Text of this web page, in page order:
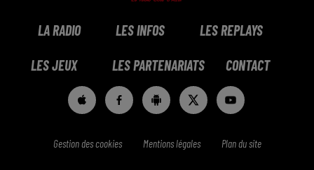
LA RADIO LES INFOS LES REPLAYS
LES JEUX LES PARTENARIATS CONTACT
Gestion des cookies Mentions légales Plan du site